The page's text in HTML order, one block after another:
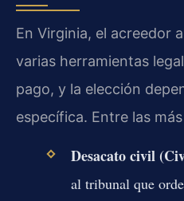
En Virginia, el acreedor
varias herramientas
pago, y la elección
específica. Entre las
Desacato civil
al tribunal que